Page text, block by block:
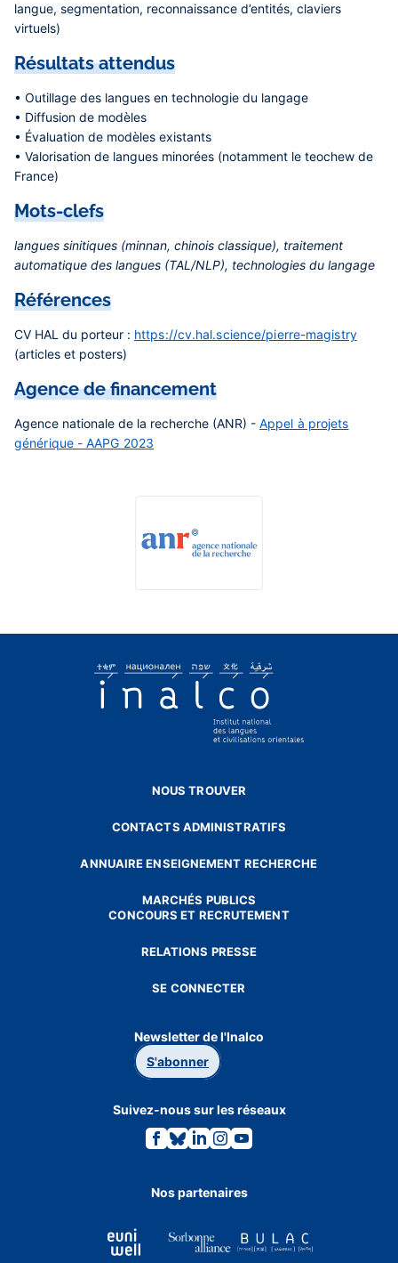
langue, segmentation, reconnaissance d’entités, claviers
virtuels)
Résultats attendus
• Outillage des langues en technologie du langage
• Diffusion de modèles
• Évaluation de modèles existants
• Valorisation de langues minorées (notamment le teochew de
France)
Mots-clefs
langues sinitiques (minnan, chinois classique), traitement
automatique des langues (TAL/NLP), technologies du langage
Références
CV HAL du porteur : https://cv.hal.science/pierre-magistry
(articles et posters)
Agence de financement
Agence nationale de la recherche (ANR) - Appel à projets
générique - AAPG 2023
NOUS TROUVER
CONTACTS ADMINISTRATIFS
ANNUAIRE ENSEIGNEMENT RECHERCHE
MARCHÉS PUBLICS
CONCOURS ET RECRUTEMENT
RELATIONS PRESSE
SE CONNECTER
Newsletter de l'Inalco
S'abonner
Suivez-nous sur les réseaux
Lien
vers
Facebook.
Lien
vers
Bluesky.
Lien
vers
Linkedin.
Lien
vers
Instagram.
Lien
vers
Youtube.
Nos partenaires